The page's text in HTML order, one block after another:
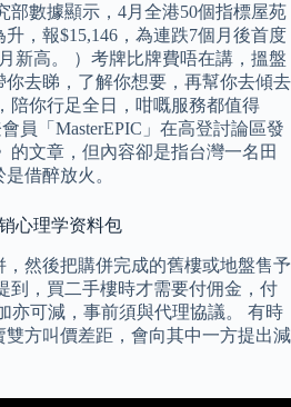
部數據顯示，4月全港50個指標屋苑
，報$15,146，為連跌7個月後首度
新高。 ）考牌比牌費唔在講，搵盤
去睇，了解你想要，再幫你去傾去
陪你行足全日，咁嘅服務都值得
員「MasterEPIC」在高登討論區發
的文章，但內容卻是指台灣一名田
借醉放火。
心理学资料包
然後把購併完成的舊樓或地盤售予
到，買二手樓時才需要付佣金，付
亦可減，事前須與代理協議。 有時
方叫價差距，會向其中一方提出減